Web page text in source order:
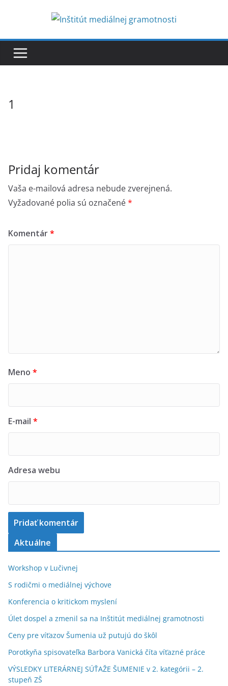
1
Pridaj komentár
Vaša e-mailová adresa nebude zverejnená.
Vyžadované polia sú označené*
Komentár*
Meno *
E-mail *
Adresa webu
Aktuálne
Workshop v Lučivnej
S rodičmi o mediálnej výchove
Konferencia o kritickom myslení
Úlet dospel a zmenil sa na Inštitút mediálnej gramotnosti
Ceny pre víťazov Šumenia už putujú do škôl
Porotkyňa spisovateľka Barbora Vanická číta víťazné práce
VÝSLEDKY LITERÁRNEJ SÚŤAŽE ŠUMENIE v 2. kategórii – 2.
stupeň ZŠ